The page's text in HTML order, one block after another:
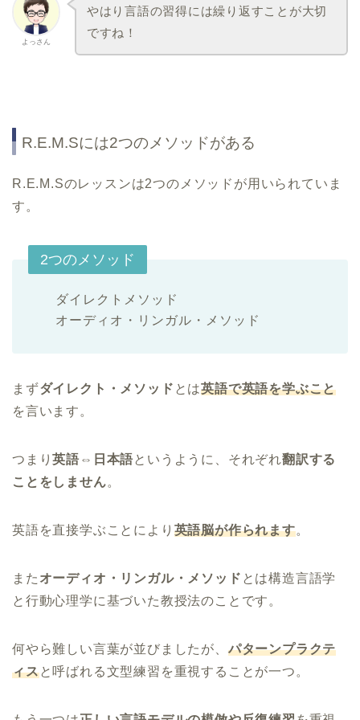
よっさん
やはり言語の習得には繰り返すことが大切
ですね！
R.E.M.Sには2つのメソッドがある
R.E.M.Sのレッスンは2つのメソッドが用いられていま
す。
2つのメソッド
ダイレクトメソッド
オーディオ・リンガル・メソッド
まずダイレクト・メソッド とは英語で英語を学ぶこと
を言います。
つまり英語⇔日本語というように、それぞれ翻訳する
ことをしません。
英語を直接学ぶことにより 英語脳が作られます。
また オーディオ・リンガル・メソッド とは構造言語学
と行動心理学に基づいた教授法のことです。
何やら難しい言葉が並びましたが、 パターンプラクテ
ィスと呼ばれる文型練習を重視することが一つ。